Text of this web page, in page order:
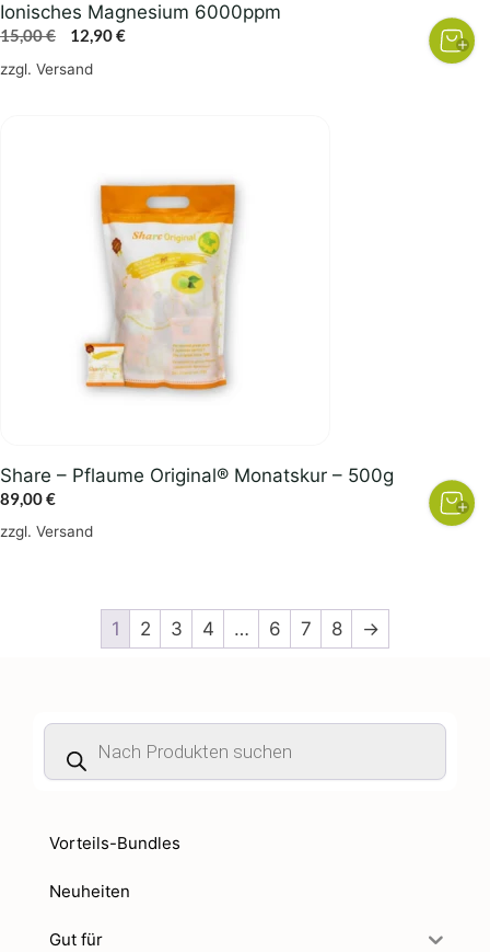
Ionisches Magnesium 6000ppm
15,00€
Ursprünglicher
Preis
12,90€Aktueller
zzgl. Versand
Share – Pflaume Original® Monatskur – 500g
89,00€
zzgl. Versand
1 2 3 4 … 6 7 8 →
Products
search
Vorteils-Bundles
Neuheiten
Gut für